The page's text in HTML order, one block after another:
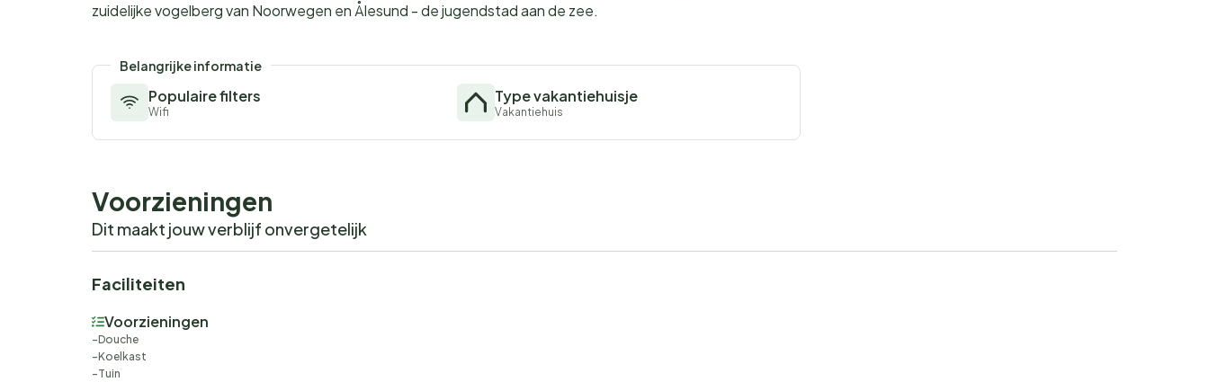
zuidelijke vogelberg van Noorwegen en Ålesund - de jugendstad aan de zee.
Belangrijke informatie
Populaire filters
Wifi
Type vakantiehuisje
Vakantiehuis
Voorzieningen
Dit maakt jouw verblijf onvergetelijk
Faciliteiten
Voorzieningen
Douche
Koelkast
Tuin